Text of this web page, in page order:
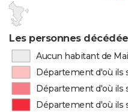
Les personnes
Aucun habitant de
Département d'où ils
Département d'où ils
Département d'où ils